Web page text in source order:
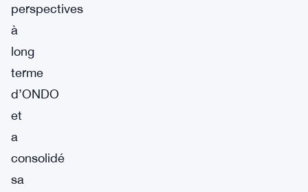
perspectives
à
long
terme
d’ONDO
et
a
consolidé
sa